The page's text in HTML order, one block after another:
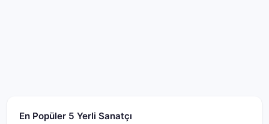
En Popüler 5 Yerli Sanatçı